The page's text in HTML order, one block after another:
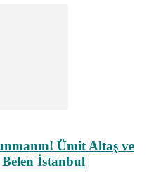
Ümit Altaş ve
İstanbul